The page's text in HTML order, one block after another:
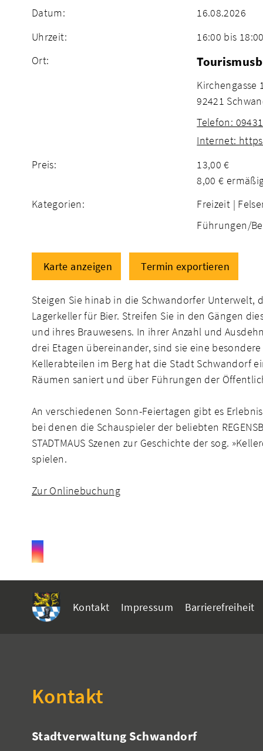
Datum:
16.08.2026
Uhrzeit:
16:00 bis
Ort:
Kirchengasse 1
92421
Telefon:
Internet:
Preis:
13,00 €
8,00 €
Kategorien:
Freizeit |
Führungen/
Karte anzeigen Termin exportieren
Steigen Sie hinab in die Schwandorfer Unterwelt,
Lagerkeller für Bier. Streifen Sie in den Gängen
und ihres Brauwesens. In ihrer Anzahl und
drei Etagen übereinander, sind sie eine
Kellerabteilen im Berg hat die Stadt Schwandorf
Räumen saniert und über Führungen der
An verschiedenen Sonn-Feiertagen gibt es
bei denen die Schauspieler der beliebten
STADTMAUS Szenen zur Geschichte der sog.
spielen.
Zur Onlinebuchung
Kontakt Impressum Barrierefreiheit
Kontakt
Stadtverwaltung Schwandorf